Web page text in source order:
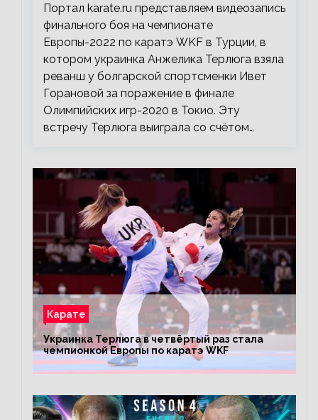
Портал karate.ru представляем видеозапись
финального боя на чемпионате
Европы-2022 по каратэ WKF в Турции, в
котором украинка Анжелика Терлюга взяла
реванш у болгарской спортсменки Ивет
Горановой за поражение в финале
Олимпийских игр-2020 в Токио. Эту
встречу Терлюга выиграла со счётом…
Карате
Украинка Терлюга в четвёртый раз стала
чемпионкой Европы по каратэ WKF